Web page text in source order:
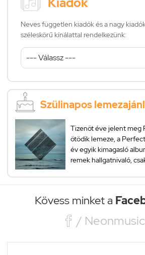
Neves független kiadók és a nagy
széleskörű kínálattal rendelkezünk:
Szülinapos
Tizenöt éve jelent meg
ötödik lemeze, a
év egyik kimagasló
remek hallgatnivaló,
Kövess minket a
 /